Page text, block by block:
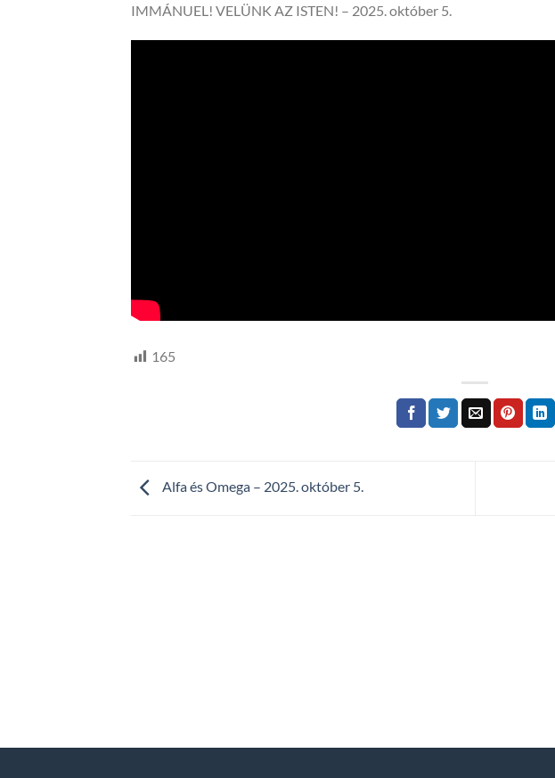
IMMÁNUEL! VELÜNK AZ ISTEN! – 2025. október 5.
165
Alfa és Omega – 2025. október 5.